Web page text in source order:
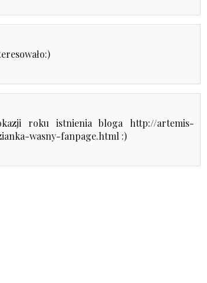
roku istnienia bloga http://artemis-
wasny-fanpage.html :)